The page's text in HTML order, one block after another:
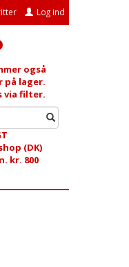
Log ind
også
på lager.
via filter.
(DK)
kr. 800